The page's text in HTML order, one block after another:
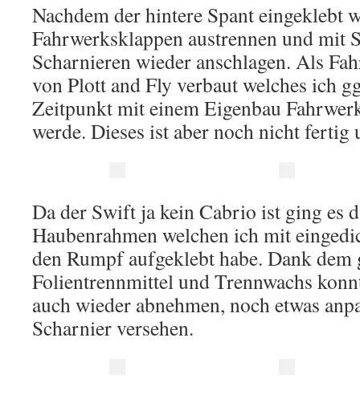
Nachdem der hintere Spant eingeklebt
Fahrwerksklappen austrennen und mit
Scharnieren wieder anschlagen. Als
von Plott and Fly verbaut welches ich
Zeitpunkt mit einem Eigenbau
werde. Dieses ist aber noch nicht fertig
Da der Swift ja kein Cabrio ist ging es
Haubenrahmen welchen ich mit
den Rumpf aufgeklebt habe. Dank
Folientrennmittel und Trennwachs
auch wieder abnehmen, noch etwas
Scharnier versehen.